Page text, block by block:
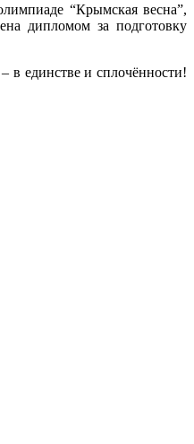
“Крымская весна”,
дипломом за подготовку
в единстве и сплочённости!